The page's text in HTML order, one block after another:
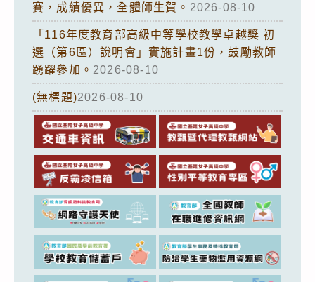
賽，成績優異，全體師生賀。 2026-08-10
「116年度教育部高級中等學校教學卓越獎 初
選（第6區）說明會」實施計畫1份，鼓勵教師
踴躍參加。 2026-08-10
(無標題)2026-08-10